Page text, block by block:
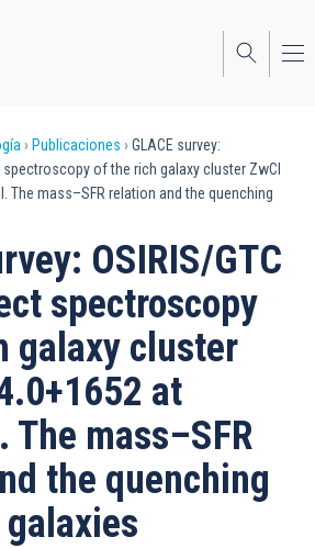
Publicaciones
GLACE survey:
spectroscopy of the rich galaxy cluster ZwCl
The mass–SFR relation and the quenching
OSIRIS/GTC
spectroscopy
galaxy cluster
at
mass–SFR
the quenching